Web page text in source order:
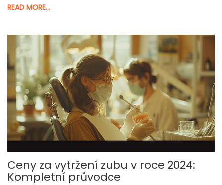
tipy na každodenní péči a nabízí rady, jak předejít
aspektech údržby, aby jejich zirkonové zuby zůstaly
krásné a zdravé po mnoho let.
READ MORE...
Ceny za vytržení zubu v roce 2024:
Kompletní průvodce